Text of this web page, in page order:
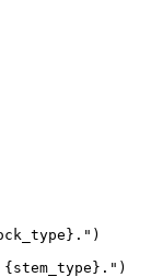
." )
{stem_type} ." )